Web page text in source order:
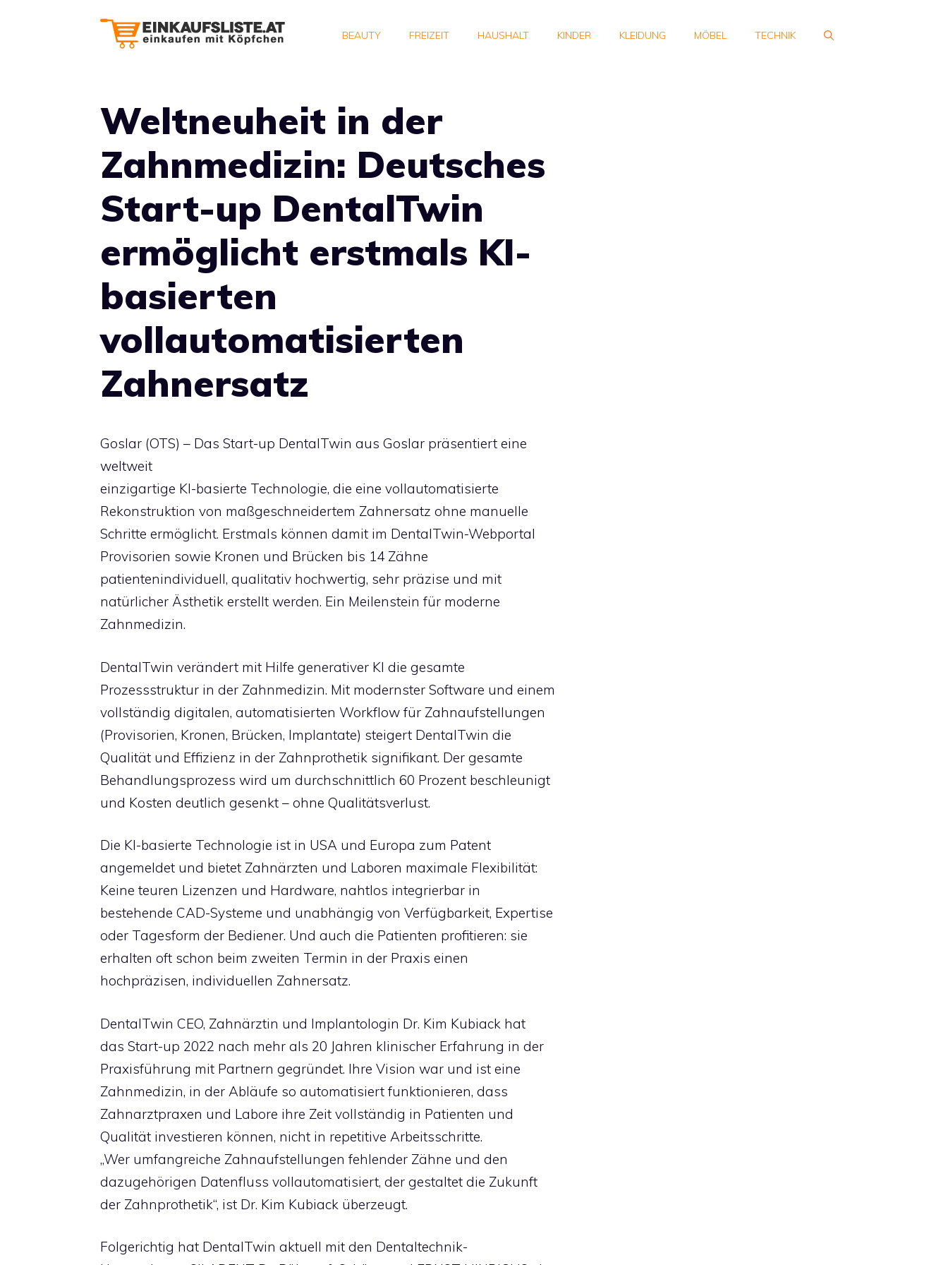
BEAUTY FREIZEIT HAUSHALT KINDER KLEIDUNG MÖBEL TECHNIK
Weltneuheit in der
Zahnmedizin: Deutsches
Start-up DentalTwin
ermöglicht erstmals KI-
basierten
vollautomatisierten
Zahnersatz
Goslar (OTS) – Das Start-up DentalTwin aus Goslar präsentiert eine
weltweit
einzigartige KI-basierte Technologie, die eine vollautomatisierte
Rekonstruktion von maßgeschneidertem Zahnersatz ohne manuelle
Schritte ermöglicht. Erstmals können damit im DentalTwin-Webportal
Provisorien sowie Kronen und Brücken bis 14 Zähne
patientenindividuell, qualitativ hochwertig, sehr präzise und mit
natürlicher Ästhetik erstellt werden. Ein Meilenstein für moderne
Zahnmedizin.
DentalTwin verändert mit Hilfe generativer KI die gesamte
Prozessstruktur in der Zahnmedizin. Mit modernster Software und einem
vollständig digitalen, automatisierten Workflow für Zahnaufstellungen
(Provisorien, Kronen, Brücken, Implantate) steigert DentalTwin die
Qualität und Effizienz in der Zahnprothetik signifikant. Der gesamte
Behandlungsprozess wird um durchschnittlich 60 Prozent beschleunigt
und Kosten deutlich gesenkt – ohne Qualitätsverlust.
Die KI-basierte Technologie ist in USA und Europa zum Patent
angemeldet und bietet Zahnärzten und Laboren maximale Flexibilität:
Keine teuren Lizenzen und Hardware, nahtlos integrierbar in
bestehende CAD-Systeme und unabhängig von Verfügbarkeit, Expertise
oder Tagesform der Bediener. Und auch die Patienten profitieren: sie
erhalten oft schon beim zweiten Termin in der Praxis einen
hochpräzisen, individuellen Zahnersatz.
DentalTwin CEO, Zahnärztin und Implantologin Dr. Kim Kubiack hat
das Start-up 2022 nach mehr als 20 Jahren klinischer Erfahrung in der
Praxisführung mit Partnern gegründet. Ihre Vision war und ist eine
Zahnmedizin, in der Abläufe so automatisiert funktionieren, dass
Zahnarztpraxen und Labore ihre Zeit vollständig in Patienten und
Qualität investieren können, nicht in repetitive Arbeitsschritte.
„Wer umfangreiche Zahnaufstellungen fehlender Zähne und den
dazugehörigen Datenfluss vollautomatisiert, der gestaltet die Zukunft
der Zahnprothetik“, ist Dr. Kim Kubiack überzeugt.
Folgerichtig hat DentalTwin aktuell mit den Dentaltechnik-